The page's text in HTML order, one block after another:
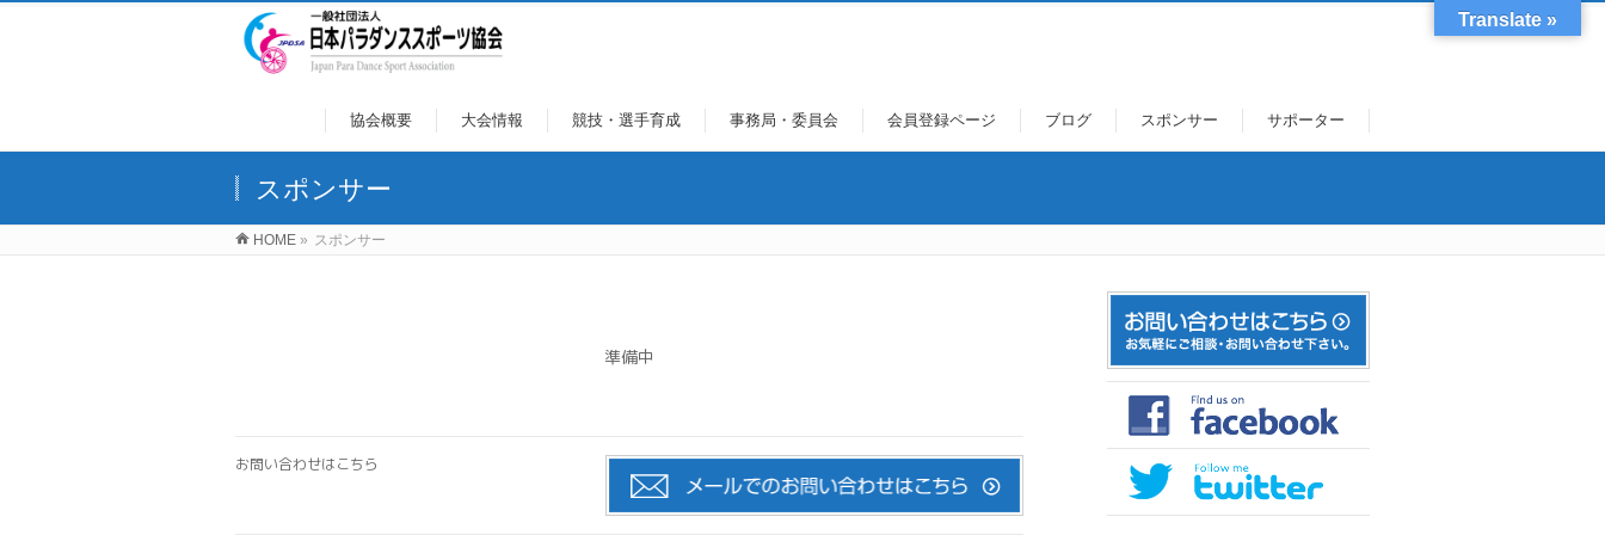
協会概要 大会情報 競技・選手育成 事務局・委員会 会員登録ページ ブログ スポンサー サポーター
スポンサー
HOME » スポンサー
準備中
お問い合わせはこちら
Translate »